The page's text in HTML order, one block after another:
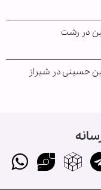
در رشت
حسینی در شیراز